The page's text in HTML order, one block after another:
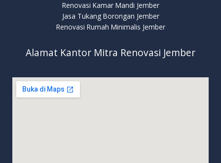
Renovasi Kamar Mandi Jember
Jasa Tukang Borongan Jember
Renovasi Rumah Minimalis Jember
Alamat Kantor Mitra Renovasi Jember